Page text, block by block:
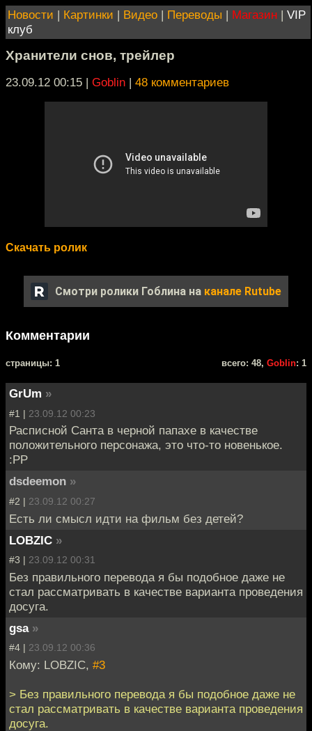
Новости | Картинки | Видео | Переводы | Магазин | VIP
клуб
Хранители снов, трейлер
23.09.12 00:15 | Goblin | 48 комментариев
Скачать ролик
Смотри ролики Гоблина на канале Rutube
Комментарии
cтраницы: 1 всего: 48, Goblin: 1
GrUm »
#1 | 23.09.12 00:23
Расписной Санта в черной папахе в качестве
положительного персонажа, это что-то новенькое.
:РР
dsdeemon »
#2 | 23.09.12 00:27
Есть ли смысл идти на фильм без детей?
LOBZIC »
#3 | 23.09.12 00:31
Без правильного перевода я бы подобное даже не
стал рассматривать в качестве варианта проведения
досуга.
gsa »
#4 | 23.09.12 00:36
Кому: LOBZIC, #3
> Без правильного перевода я бы подобное даже не
стал рассматривать в качестве варианта проведения
досуга.